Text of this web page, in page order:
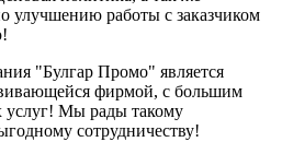
улучшению работы с заказчиком
"Булгар Промо" является
фирмой, с большим
услуг! Мы рады такому
сотрудничеству!